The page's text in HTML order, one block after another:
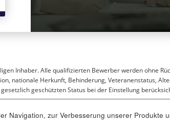
Inhaber. Alle qualifizierten Bewerber werden ohne
nationale Herkunft, Behinderung, Veteranenstatus,
geschützten Status bei der Einstellung
Navigation, zur Verbesserung unserer Produkte